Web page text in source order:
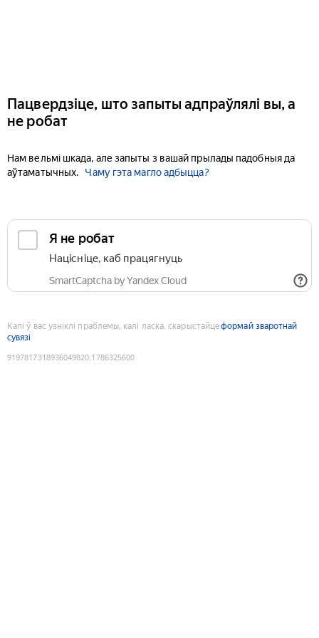
Пацвердзіце, што запыты адпраўлялі вы, а
не робат
Нам вельмі шкада, але запыты з вашай прылады падобныя да
аўтаматычных.
Чаму гэта магло адбыцца?
Я не робат
Націсніце, каб працягнуць
SmartCaptcha by Yandex Cloud
Калі ў вас узніклі праблемы, калі ласка, скарыстайцеформай зваротнай
сувязі
9197817318936049820:1786325600